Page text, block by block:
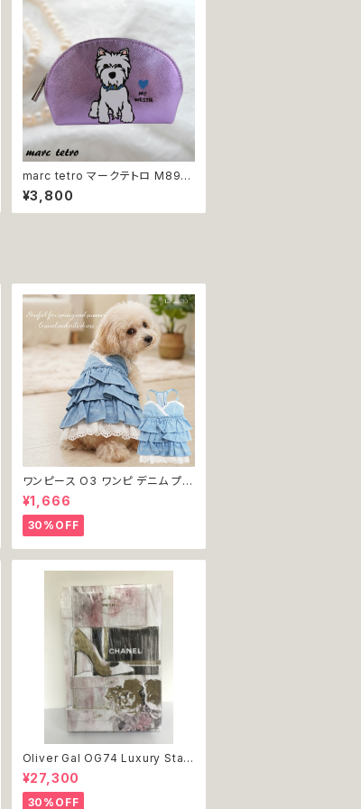
marc tetro マークテトロ M89
コインケース ポーチ 小物入れ 化
粧ポーチ コスメポーチ ウエストハ
イランドホワイトテリア 犬
¥3,800
ワンピース O3 ワンピ デニム プリ
ーツ レース 女の子 犬 犬服 小型
猫 服 洋服 ペット dog ドッグウェ
ア おしゃれ かわいい 返品交換不
可
¥1,666
30%OFF
Oliver Gal OG74 Luxury Stac
ked Shoes Rose Giftbox 絵
アート インテリア お祝い 贈り物
プレゼント 結婚 新築 開店 周年 バ
¥27,300
30%OFF